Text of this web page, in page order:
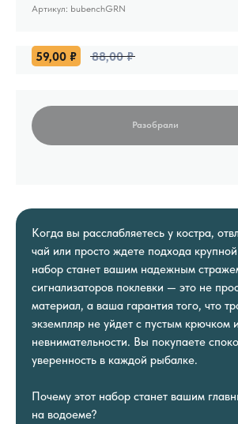
Артикул: bubenchGRN
59,00 ₽ 88,00 ₽
Когда вы расслабляетесь у костра,
чай или просто ждете подхода
набор станет вашим надежным
сигнализаторов поклевки — это не
материал, а ваша гарантия того, что
экземпляр не уйдет с пустым крючком
невнимательности. Вы покупаете
уверенность в каждой рыбалке.
Почему этот набор станет вашим
на водоеме?